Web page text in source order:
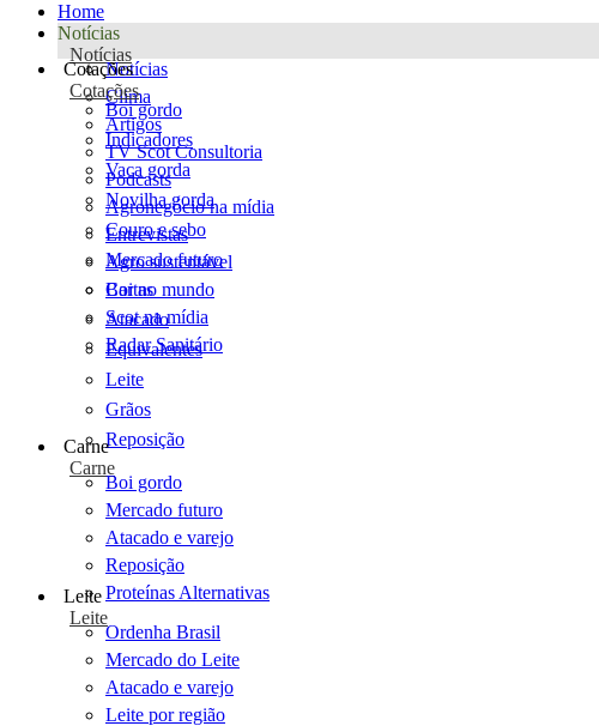
Home
Notícias
Notícias
Notícias
Clima
Artigos
TV Scot Consultoria
Podcasts
Agronegócio na mídia
Entrevistas
Agro sustentável
Cartas
Scot na mídia
Radar Sanitário
Cotações
Cotações
Boi gordo
Indicadores
Vaca gorda
Novilha gorda
Couro e sebo
Mercado futuro
Boi no mundo
Atacado
Equivalentes
Leite
Grãos
Reposição
Carne
Carne
Boi gordo
Mercado futuro
Atacado e varejo
Reposição
Proteínas Alternativas
Leite
Leite
Ordenha Brasil
Mercado do Leite
Atacado e varejo
Leite por região